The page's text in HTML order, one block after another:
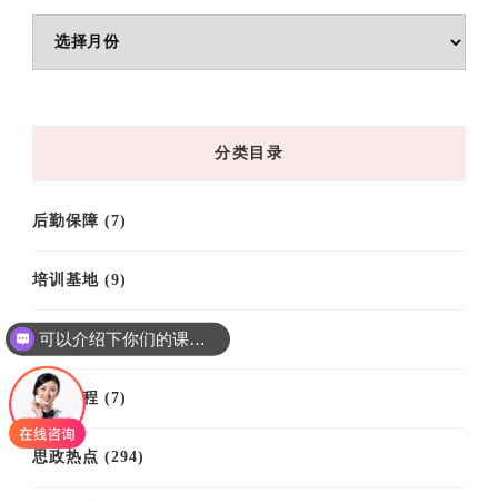
分类目录
后勤保障 (7)
培训基地 (9)
培训案例(61)
培训课程 (7)
思政热点 (294)
可以介绍下你们的课程吗？